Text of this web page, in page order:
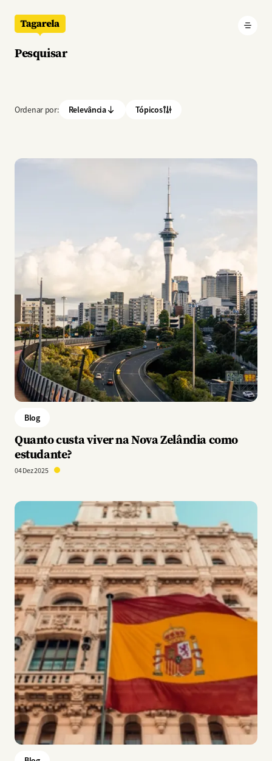
Pesquisar
Ordenar por: Relevância Tópicos
Imagem
Blog
Quanto custa viver na Nova Zelândia como
estudante?
04 Dez 2025
Imagem